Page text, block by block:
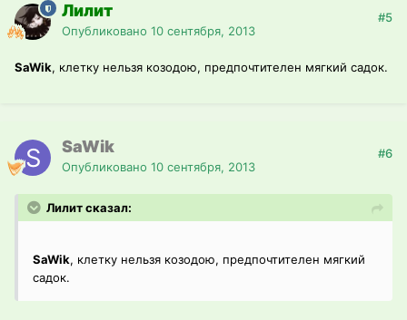
Лилит
Опубликовано 10 сентября, 2013
#5
SaWik, клетку нельзя козодою, предпочтителен мягкий садок.
SaWik
Опубликовано 10 сентября, 2013
#6
Лилит сказал:
SaWik, клетку нельзя козодою, предпочтителен мягкий
садок.